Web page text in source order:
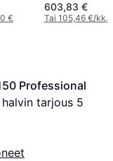
€
603,83 €
Tai 105,46 €/kk.
Professional
tarjous 5